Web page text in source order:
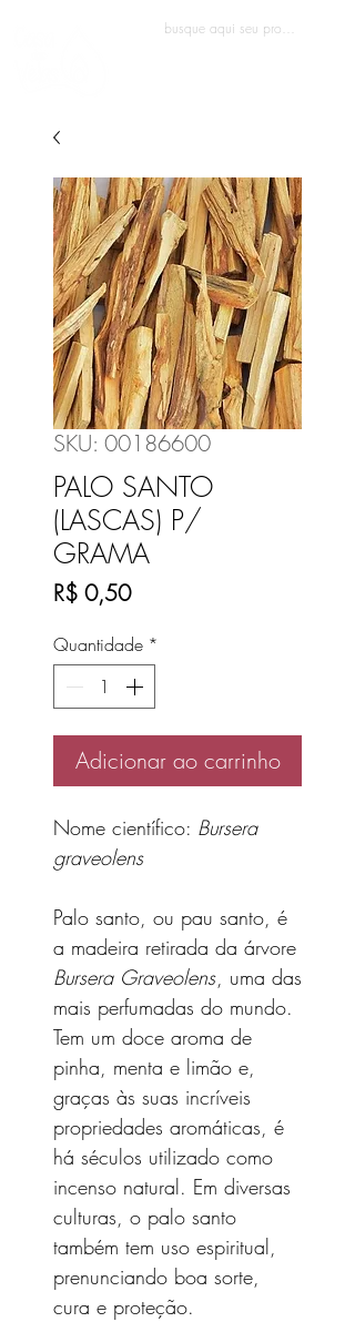
SKU: 00186600
PALO SANTO
(LASCAS) P/
GRAMA
R$ 0,50Preço
Quantidade *
Adicionar ao carrinho
Nome científico: Bursera
graveolens
Palo santo, ou pau santo, é
a madeira retirada da árvore
Bursera Graveolens, uma das
mais perfumadas do mundo.
Tem um doce aroma de
pinha, menta e limão e,
graças às suas incríveis
propriedades aromáticas, é
há séculos utilizado como
incenso natural. Em diversas
culturas, o palo santo
também tem uso espiritual,
prenunciando boa sorte,
cura e proteção.